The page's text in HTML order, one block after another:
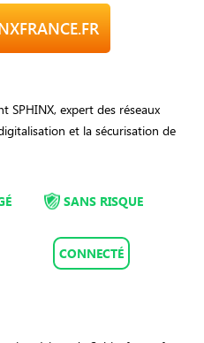
SPHINX, expert des réseaux
et la sécurisation de
SANS RISQUE
CONNECTÉ